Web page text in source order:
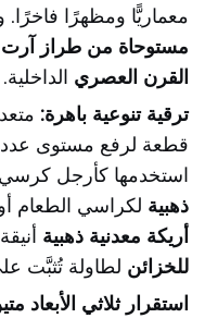
معماريًّا ومظهرًا
مستوحاة من طراز آرت
القرن العصري الداخلية.
ترقية تنوعية باهرة:
قطعة لرفع مستوى
استخدمها كأرجل كرسي
ذهبية لكراسي الطعام أو
أريكة معدنية ذهبية أنيقة
للخزائن لطاولة تُثبَّت
استقرار ثلاثي الأبعاد